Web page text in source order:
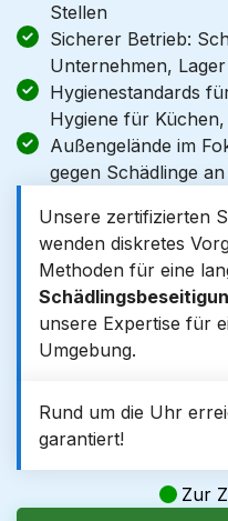
Stellen
Sicherer Betrieb:
Unternehmen,
Hygienestandards
Hygiene für
Außengelände im
gegen Schädlinge
Unsere zertifizierten
wenden diskretes
Methoden für eine
unsere Expertise für
Umgebung.
Rund um die Uhr
garantiert!
Zur